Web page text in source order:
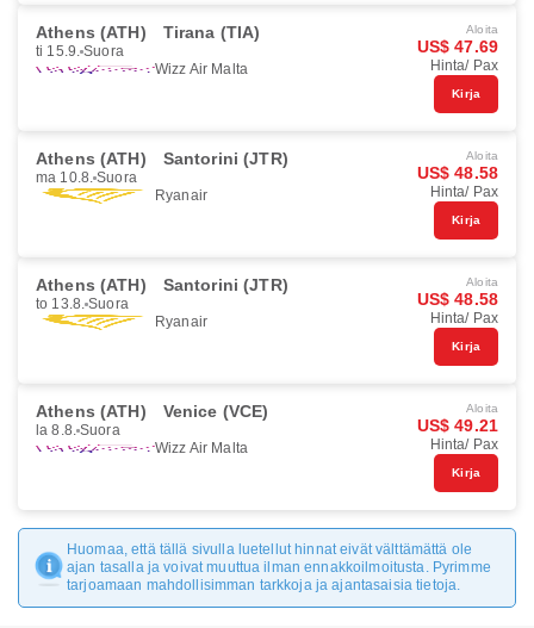
Athens (ATH) Tirana (TIA)
ti 15.9. Suora
Wizz Air Malta
Aloita
US$ 47.69
Hinta/ Pax
Kirja
Athens (ATH) Santorini (JTR)
ma 10.8. Suora
Ryanair
Aloita
US$ 48.58
Hinta/ Pax
Kirja
Athens (ATH) Santorini (JTR)
to 13.8. Suora
Ryanair
Aloita
US$ 48.58
Hinta/ Pax
Kirja
Athens (ATH) Venice (VCE)
la 8.8. Suora
Wizz Air Malta
Aloita
US$ 49.21
Hinta/ Pax
Kirja
Huomaa, että tällä sivulla luetellut hinnat eivät välttämättä ole
ajan tasalla ja voivat muuttua ilman ennakkoilmoitusta. Pyrimme
tarjoamaan mahdollisimman tarkkoja ja ajantasaisia tietoja.